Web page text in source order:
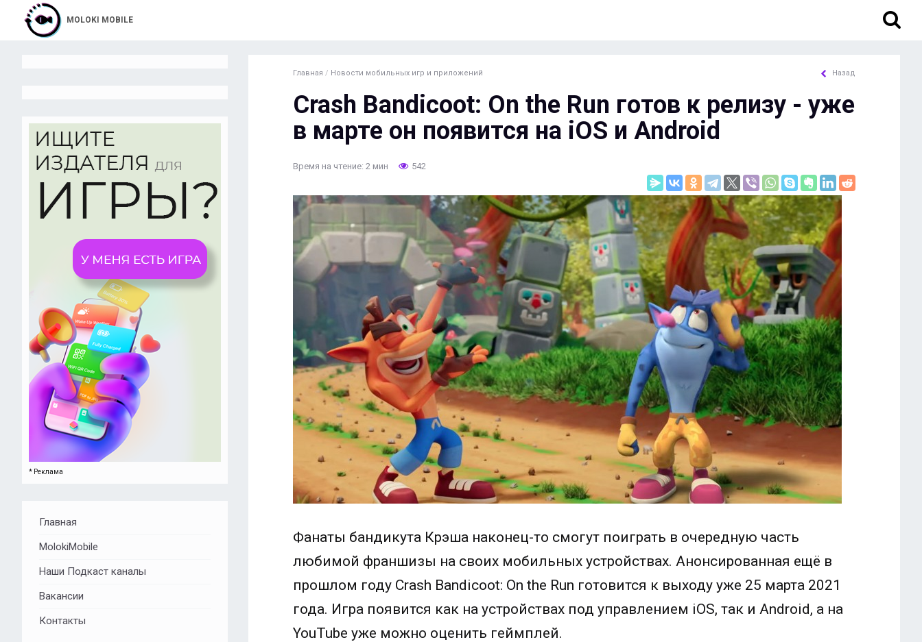
MOLOKI MOBILE
Главная / Новости мобильных игр и приложений Назад
Crash Bandicoot: On the Run готов к релизу - уже
в марте он появится на iOS и Android
Время на чтение: 2 мин 542
Фанаты бандикута Крэша наконец-то смогут поиграть в очередную часть
любимой франшизы на своих мобильных устройствах. Анонсированная ещё в
прошлом году Crash Bandicoot: On the Run готовится к выходу уже 25 марта 2021
года. Игра появится как на устройствах под управлением iOS, так и Android, а на
YouTube уже можно оценить геймплей.
* Реклама
Главная
MolokiMobile
Наши Подкаст каналы
Вакансии
Контакты